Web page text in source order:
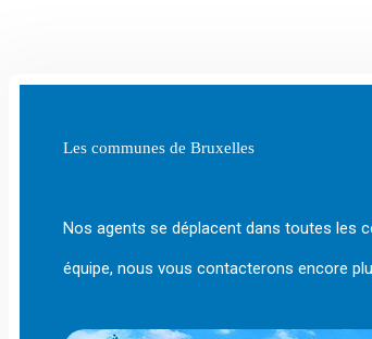
Les communes de Bruxelles
Nos agents se déplacent dans toutes les
équipe, nous vous contacterons encore